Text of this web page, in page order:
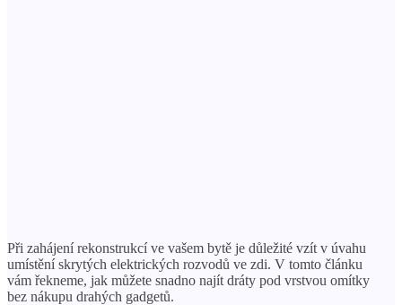
Při zahájení rekonstrukcí ve vašem bytě je důležité vzít v úvahu
umístění skrytých elektrických rozvodů ve zdi. V tomto článku
vám řekneme, jak můžete snadno najít dráty pod vrstvou omítky
bez nákupu drahých gadgetů.